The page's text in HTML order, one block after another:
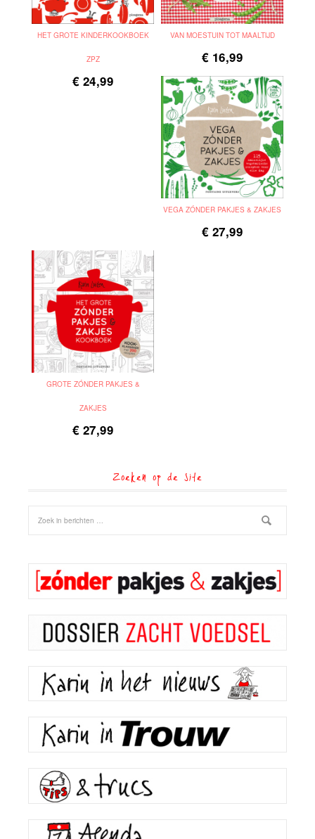
HET GROTE KINDERKOOKBOEK
ZPZ
€24,99
VAN MOESTUIN TOT MAALTIJD
€16,99
VEGA ZÓNDER PAKJES & ZAKJES
€27,99
GROTE ZÓNDER PAKJES &
ZAKJES
€27,99
Zoeken op de site